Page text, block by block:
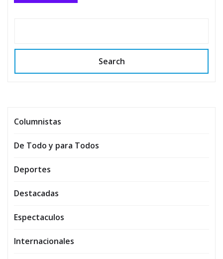
Search
Columnistas
De Todo y para Todos
Deportes
Destacadas
Espectaculos
Internacionales